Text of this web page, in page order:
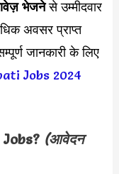
भेजनेसे उम्मीदवार
अवसर प्राप्त
जानकारी के लिए
Jobs 2024
Jobs?(आवेदन